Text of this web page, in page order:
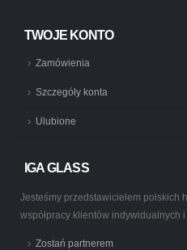
TWOJE KONTO
Zamówienia
Szczegóły konta
Ulubione
IGA GLASS
Jesteśmy przedstawicielem polskich
współpracy klientów indywidualnych i
Zostań partnerem